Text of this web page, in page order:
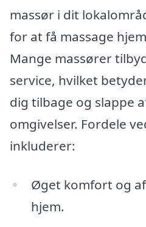
massør i dit
for at få massage
Mange massører
service, hvilket
dig tilbage og slappe
omgivelser. Fordele
inkluderer:
Øget komfort og
hjem.